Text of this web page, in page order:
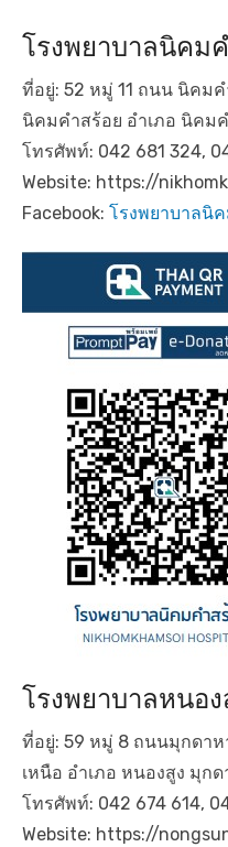
โรงพยาบาลนิคม
ที่อยู่: 52 หมู่ 11 ถนน นิคม
นิคมคำสร้อย อำเภอ นิคม
โทรศัพท์: 042 681 324,
Website: https://
Facebook: โรงพยาบาลนิ
โรงพยาบาลหนอง
ที่อยู่: 59 หมู่ 8 ถนนมุกดา
เหนือ อำเภอ หนองสูง มุก
โทรศัพท์: 042 674 614,
Website: https://